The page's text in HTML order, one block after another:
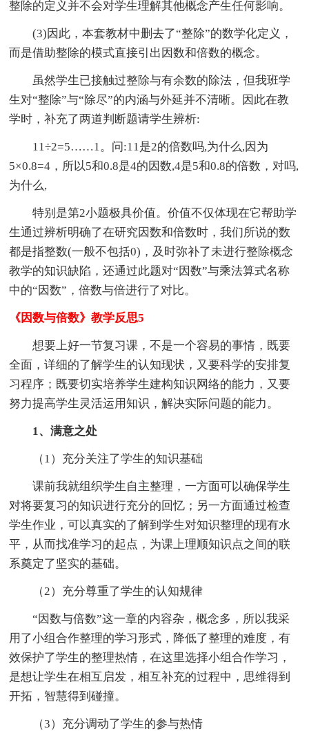
整除的定义并不会对学生理解其他概念产生任何影响。
(3)因此，本套教材中删去了“整除”的数学化定义，
而是借助整除的模式直接引出因数和倍数的概念。
虽然学生已接触过整除与有余数的除法，但我班学
生对“整除”与“除尽”的内涵与外延并不清晰。因此在教
学时，补充了两道判断题请学生辨析:
11÷2=5……1。问:11是2的倍数吗,为什么,因为
5×0.8=4，所以5和0.8是4的因数,4是5和0.8的倍数，对吗,
为什么,
特别是第2小题极具价值。价值不仅体现在它帮助学
生通过辨析明确了在研究因数和倍数时，我们所说的数
都是指整数(一般不包括0)，及时弥补了未进行整除概念
教学的知识缺陷，还通过此题对“因数”与乘法算式名称
中的“因数”，倍数与倍进行了对比。
《因数与倍数》教学反思5
想要上好一节复习课，不是一个容易的事情，既要
全面，详细的了解学生的认知现状，又要科学的安排复
习程序；既要切实培养学生建构知识网络的能力，又要
努力提高学生灵活运用知识，解决实际问题的能力。
1、满意之处
（1）充分关注了学生的知识基础
课前我就组织学生自主整理，一方面可以确保学生
对将要复习的知识进行充分的回忆；另一方面通过检查
学生作业，可以真实的了解到学生对知识整理的现有水
平，从而找准学习的起点，为课上理顺知识点之间的联
系奠定了坚实的基础。
（2）充分尊重了学生的认知规律
“因数与倍数”这一章的内容杂，概念多，所以我采
用了小组合作整理的学习形式，降低了整理的难度，有
效保护了学生的整理热情，在这里选择小组合作学习，
是想让学生在相互启发，相互补充的过程中，思维得到
开拓，智慧得到碰撞。
（3）充分调动了学生的参与热情